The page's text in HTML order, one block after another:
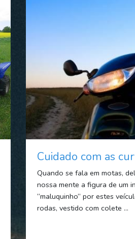
Cuidado com as
Quando se fala em motas,
nossa mente a figura de um
“maluquinho” por estes
rodas, vestido com colete ...